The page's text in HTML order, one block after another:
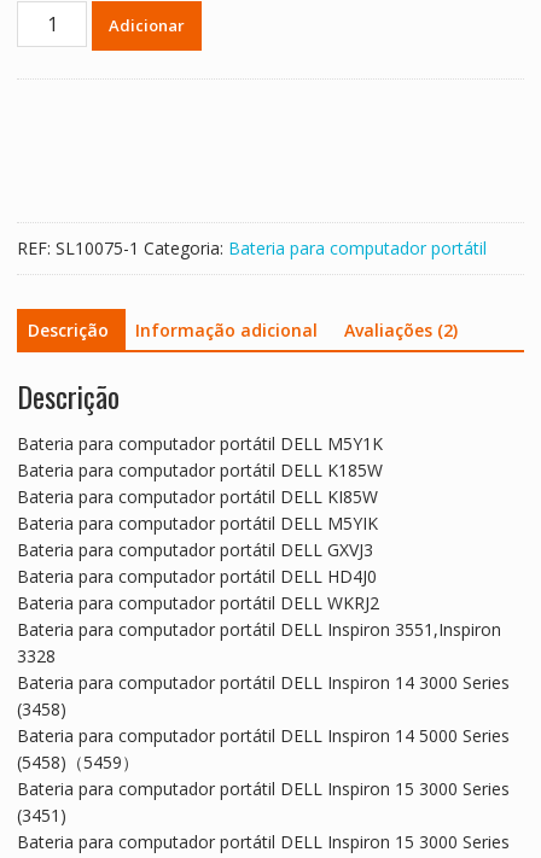
Quantidade
Adicionar
REF: SL10075-1 Categoria: Bateria para computador portátil
Descrição Informação adicional Avaliações (2)
Descrição
Bateria para computador portátil DELL M5Y1K
Bateria para computador portátil DELL K185W
Bateria para computador portátil DELL KI85W
Bateria para computador portátil DELL M5YIK
Bateria para computador portátil DELL GXVJ3
Bateria para computador portátil DELL HD4J0
Bateria para computador portátil DELL WKRJ2
Bateria para computador portátil DELL Inspiron 3551,Inspiron
3328
Bateria para computador portátil DELL Inspiron 14 3000 Series
(3458)
Bateria para computador portátil DELL Inspiron 14 5000 Series
(5458)（5459）
Bateria para computador portátil DELL Inspiron 15 3000 Series
(3451)
Bateria para computador portátil DELL Inspiron 15 3000 Series